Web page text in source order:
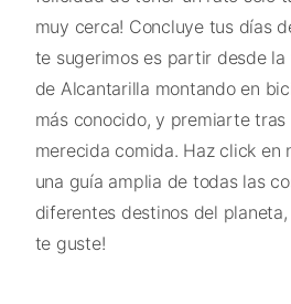
muy cerca! Concluye tus días
te sugerimos es partir desde
de Alcantarilla montando en
más conocido, y premiarte
merecida comida. Haz click en
una guía amplia de todas las
diferentes destinos del planeta,
te guste!